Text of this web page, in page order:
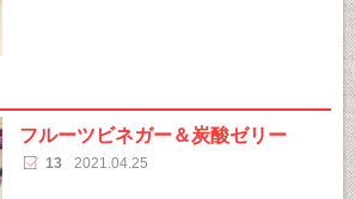
フルーツビネガー＆炭酸ゼリー
13 2021.04.25